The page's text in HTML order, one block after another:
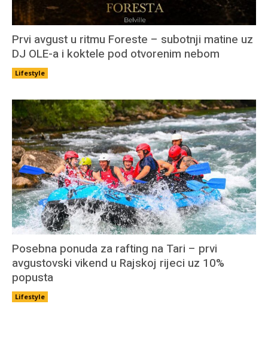
Prvi avgust u ritmu Foreste – subotnji matine uz
DJ OLE-a i koktele pod otvorenim nebom
Lifestyle
Posebna ponuda za rafting na Tari – prvi
avgustovski vikend u Rajskoj rijeci uz 10%
popusta
Lifestyle